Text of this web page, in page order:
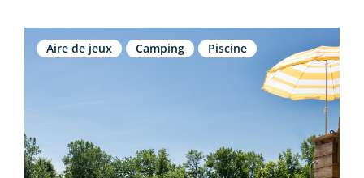
Aire de jeux Camping Piscine